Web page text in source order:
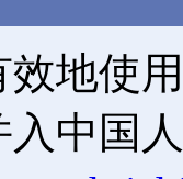
效地使
入中国